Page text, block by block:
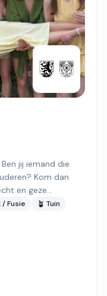
jij iemand die
Kom dan
en geze...
Fusie 🪴 Tuin